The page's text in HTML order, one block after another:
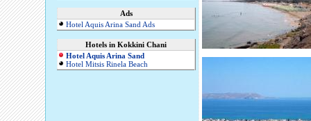
Ads
Hotel Aquis Arina Sand Ads
Hotels in Kokkini Chani
Hotel Aquis Arina Sand
Hotel Mitsis Rinela Beach